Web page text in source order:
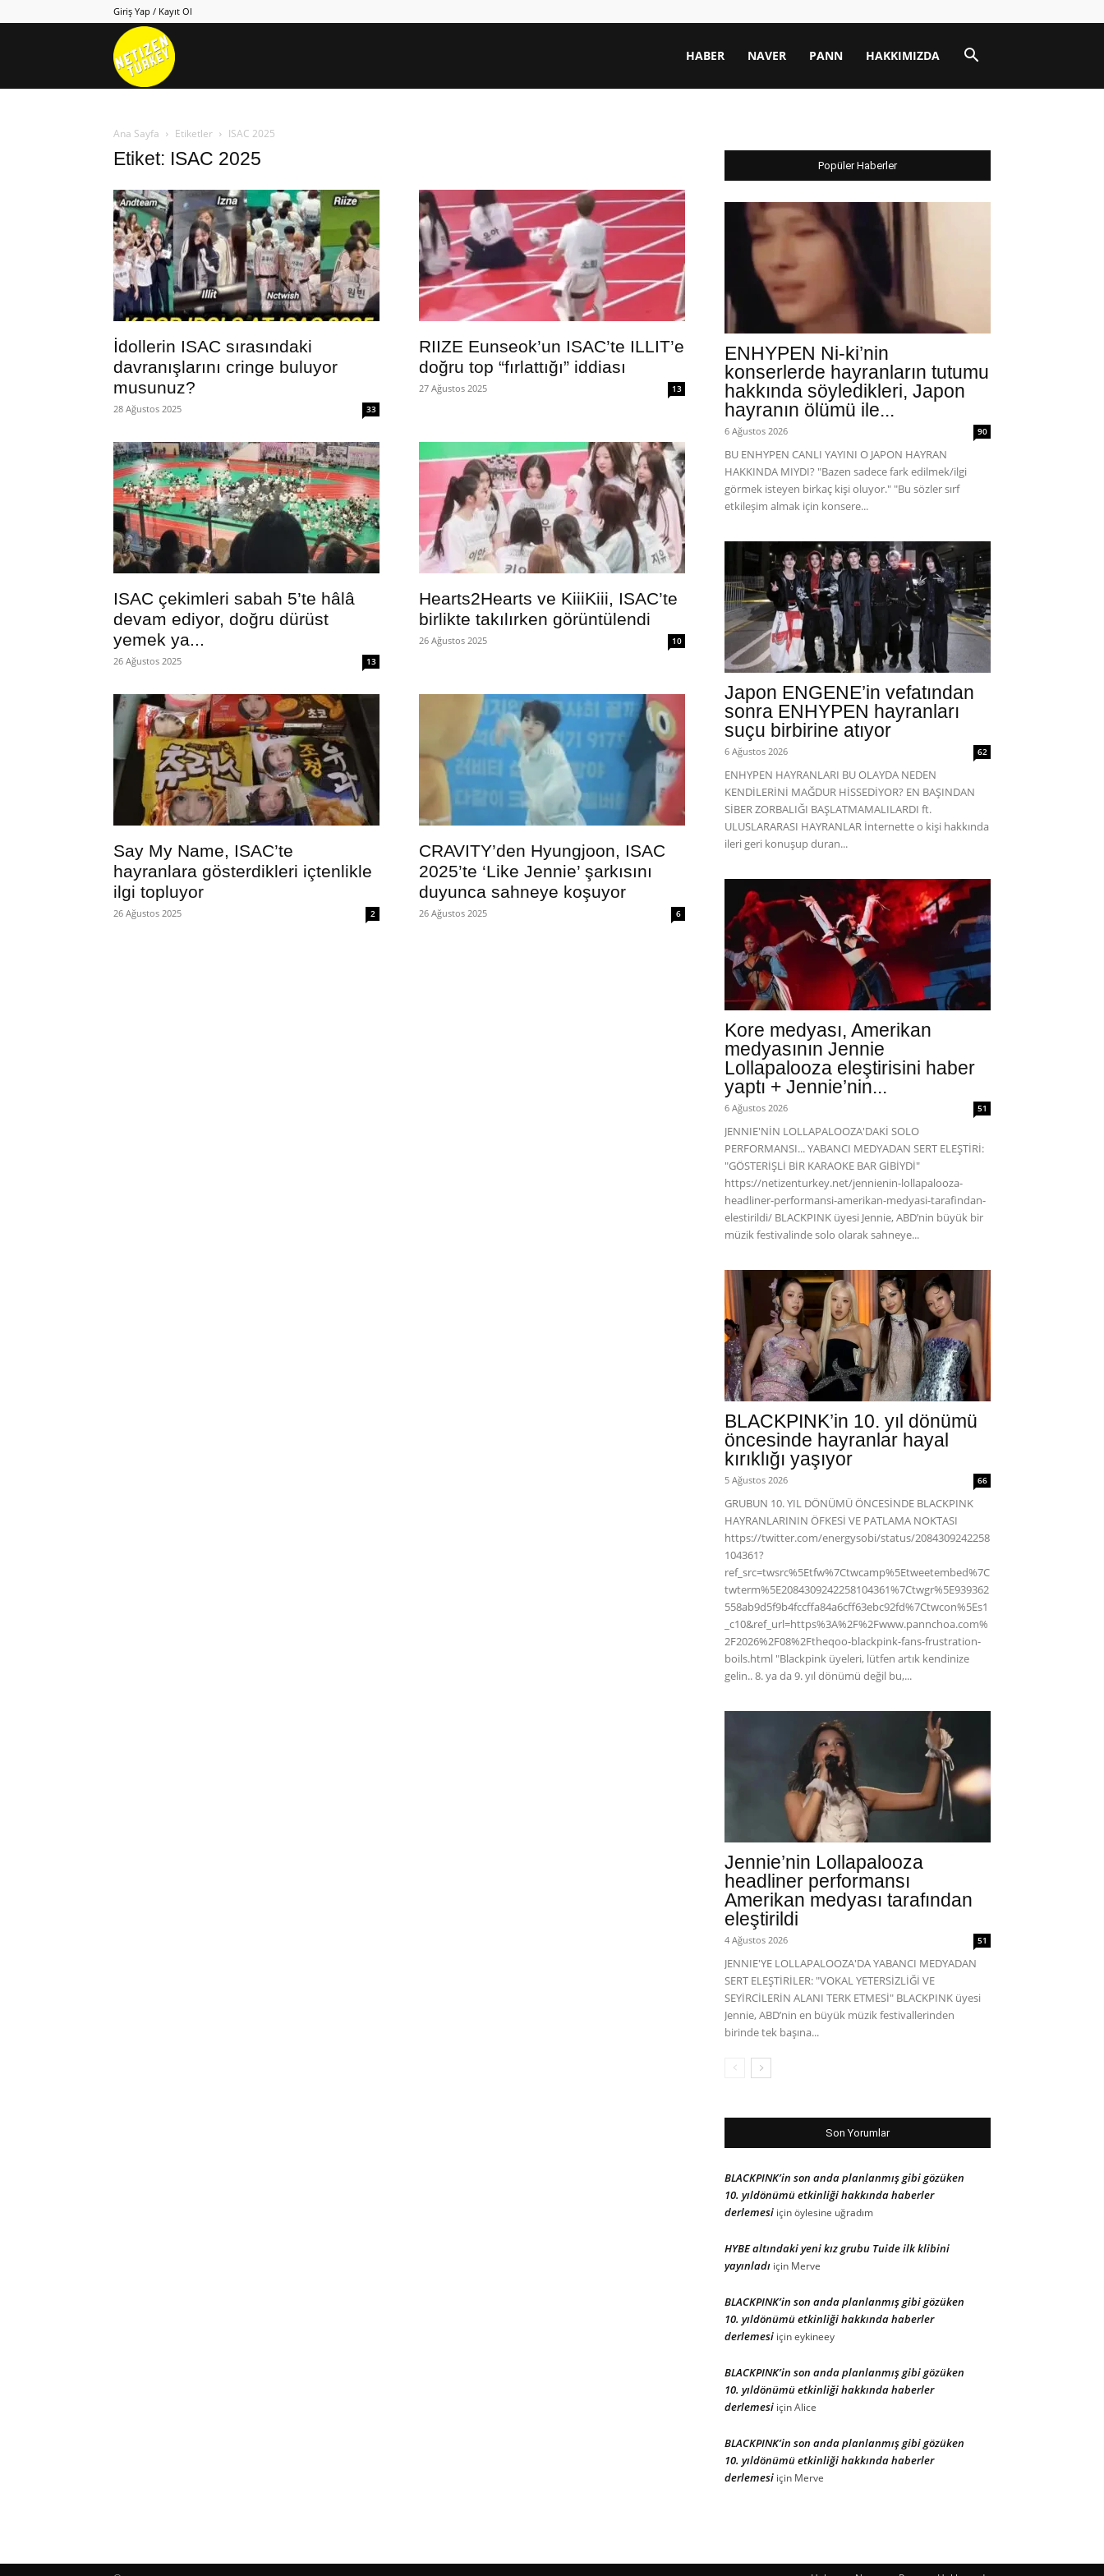
Giriş Yap / Kayıt Ol
Netizen HABER NAVER PANN HAKKIMIZDA
Ana Sayfa Etiketler ISAC 2025
Etiket: ISAC 2025
İdollerin ISAC sırasındaki
davranışlarını cringe buluyor
musunuz?
28 Ağustos 2025 33
RIIZE Eunseok’un ISAC’te ILLIT’e
doğru top “fırlattığı” iddiası
27 Ağustos 2025 13
ISAC çekimleri sabah 5’te hâlâ
devam ediyor, doğru dürüst
yemek ya...
26 Ağustos 2025 13
Hearts2Hearts ve KiiiKiii, ISAC’te
birlikte takılırken görüntülendi
26 Ağustos 2025 10
Say My Name, ISAC’te
hayranlara gösterdikleri içtenlikle
ilgi topluyor
26 Ağustos 2025 2
CRAVITY’den Hyungjoon, ISAC
2025’te ‘Like Jennie’ şarkısını
duyunca sahneye koşuyor
26 Ağustos 2025 6
Popüler Haberler
ENHYPEN Ni-ki’nin
konserlerde hayranların tutumu
hakkında söyledikleri, Japon
hayranın ölümü ile...
6 Ağustos 2026 90
BU ENHYPEN CANLI YAYINI O JAPON HAYRAN
HAKKINDA MIYDI? "Bazen sadece fark edilmek/ilgi
görmek isteyen birkaç kişi oluyor." "Bu sözler sırf
etkileşim almak için konsere...
Japon ENGENE’in vefatından
sonra ENHYPEN hayranları
suçu birbirine atıyor
6 Ağustos 2026 62
ENHYPEN HAYRANLARI BU OLAYDA NEDEN
KENDİLERİNİ MAĞDUR HİSSEDİYOR? EN BAŞINDAN
SİBER ZORBALIĞI BAŞLATMAMALILARDI ft.
ULUSLARARASI HAYRANLAR İnternette o kişi hakkında
ileri geri konuşup duran...
Kore medyası, Amerikan
medyasının Jennie
Lollapalooza eleştirisini haber
yaptı + Jennie’nin...
6 Ağustos 2026 51
JENNIE'NİN LOLLAPALOOZA'DAKİ SOLO
PERFORMANSI... YABANCI MEDYADAN SERT ELEŞTİRİ:
"GÖSTERİŞLİ BİR KARAOKE BAR GİBİYDİ"
https://netizenturkey.net/jennienin-lollapalooza-
headliner-performansi-amerikan-medyasi-tarafindan-
elestirildi/ BLACKPINK üyesi Jennie, ABD’nin büyük bir
müzik festivalinde solo olarak sahneye...
BLACKPINK’in 10. yıl dönümü
öncesinde hayranlar hayal
kırıklığı yaşıyor
5 Ağustos 2026 66
GRUBUN 10. YIL DÖNÜMÜ ÖNCESİNDE BLACKPINK
HAYRANLARININ ÖFKESİ VE PATLAMA NOKTASI
https://twitter.com/energysobi/status/2084309242258
104361?
ref_src=twsrc%5Etfw%7Ctwcamp%5Etweetembed%7C
twterm%5E2084309242258104361%7Ctwgr%5E939362
558ab9d5f9b4fccffa84a6cff63ebc92fd%7Ctwcon%5Es1
_c10&ref_url=https%3A%2F%2Fwww.pannchoa.com%
2F2026%2F08%2Ftheqoo-blackpink-fans-frustration-
boils.html "Blackpink üyeleri, lütfen artık kendinize
gelin.. 8. ya da 9. yıl dönümü değil bu,...
Jennie’nin Lollapalooza
headliner performansı
Amerikan medyası tarafından
eleştirildi
4 Ağustos 2026 51
JENNIE'YE LOLLAPALOOZA'DA YABANCI MEDYADAN
SERT ELEŞTİRİLER: "VOKAL YETERSİZLİĞİ VE
SEYİRCİLERİN ALANI TERK ETMESİ" BLACKPINK üyesi
Jennie, ABD’nin en büyük müzik festivallerinden
birinde tek başına...
Son Yorumlar
BLACKPINK’in son anda planlanmış gibi gözüken
10. yıldönümü etkinliği hakkında haberler
derlemesi içinöylesine uğradım
HYBE altındaki yeni kız grubu Tuide ilk klibini
yayınladı için Merve
BLACKPINK’in son anda planlanmış gibi gözüken
10. yıldönümü etkinliği hakkında haberler
derlemesi içineykineey
BLACKPINK’in son anda planlanmış gibi gözüken
10. yıldönümü etkinliği hakkında haberler
derlemesi içinAlice
BLACKPINK’in son anda planlanmış gibi gözüken
10. yıldönümü etkinliği hakkında haberler
derlemesi için Merve